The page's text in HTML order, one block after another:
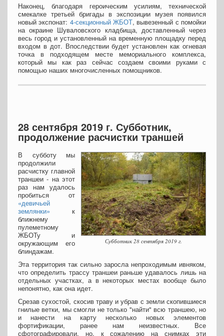
Наконец, благодаря героическим усилиям, технической
смекалке третьей бригады в экспозиции музея появился
новый экспонат: 4-секционный ЖБОТ, вывезенный с помойки
на окраине Шуваловского кладбища, доставленный через
весь город и установленный на временную площадку перед
входом в дот. Впоследствии будет установлен как огневая
точка в подходящем месте мемориального комплекса,
который мы как раз сейчас создаем своими руками с
помощью наших многочисленных помощников.
28 сентября 2019 г. Субботник,
продолжение расчистки траншей
Субботник 28 сентября 2019 г.
В субботу мы
продолжили
расчистку главной
траншеи - на этот
раз нам удалось
пробиться от
«девичьей
землянки» к
ближнему
пулеметному
ЖБОТу и
окружающим его
блиндажам.
Эта территория так сильно заросла непроходимым ивняком,
что определить трассу траншеи раньше удавалось лишь на
отдельных участках, а в некоторых местах вообще было
непонятно, как она идет.
Срезав сухостой, скосив траву и убрав с земли скопившиеся
гнилые ветки, мы смогли не только "найти" всю траншею, но
и нанести на карту несколько новых элементов
фортификации, ранее нам неизвестных. Все
сфотографировали, но, к сожалению на снимках эти